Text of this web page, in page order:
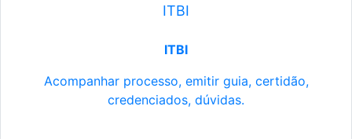
ITBI
ITBI
Acompanhar processo, emitir guia, certidão,
credenciados, dúvidas.